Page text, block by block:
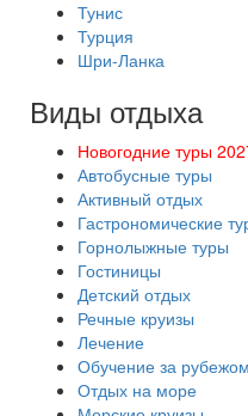
Тунис
Турция
Шри-Ланка
Виды отдыха
Новогодние туры
Автобусные туры
Активный отдых
Гастрономические
Горнолыжные туры
Гостиницы
Детский отдых
Речные круизы
Лечение
Обучение за рубежом
Отдых на море